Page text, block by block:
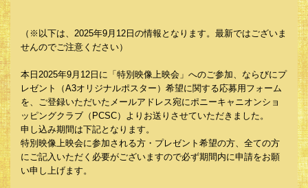
（※以下は、2025年9月12日の情報となります。最新ではございま
せんのでご注意ください）
本日2025年9月12日に「特別映像上映会」へのご参加、ならびにプ
レゼント（A3オリジナルポスター）希望に関する応募用フォーム
を、ご登録いただいたメールアドレス宛にポニーキャニオンショ
ッピングクラブ（PCSC）よりお送りさせていただきました。
申し込み期間は下記となります。
特別映像上映会に参加される方・プレゼント希望の方、全ての方
にご記入いただく必要がございますので必ず期間内に申請をお願
い申し上げます。